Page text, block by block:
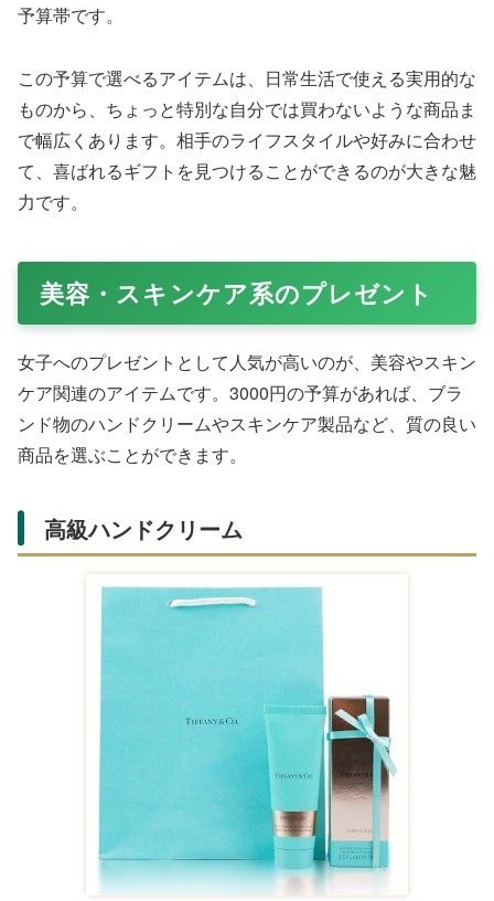
予算帯です。
この予算で選べるアイテムは、日常生活で使える実用的な
ものから、ちょっと特別な自分では買わないような商品ま
で幅広くあります。相手のライフスタイルや好みに合わせ
て、喜ばれるギフトを見つけることができるのが大きな魅
力です。
美容・スキンケア系のプレゼント
女子へのプレゼントとして人気が高いのが、美容やスキン
ケア関連のアイテムです。3000円の予算があれば、ブラ
ンド物のハンドクリームやスキンケア製品など、質の良い
商品を選ぶことができます。
高級ハンドクリーム